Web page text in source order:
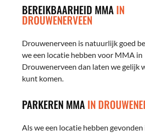
BEREIKBAARHEID MMAIN
DROUWENERVEEN
Drouwenerveen is natuurlijk goed
we een locatie hebben voor MMA in
Drouwenerveen dan laten we gelijk
kunt komen.
PARKEREN MMAIN
Als we een locatie hebben gevonden